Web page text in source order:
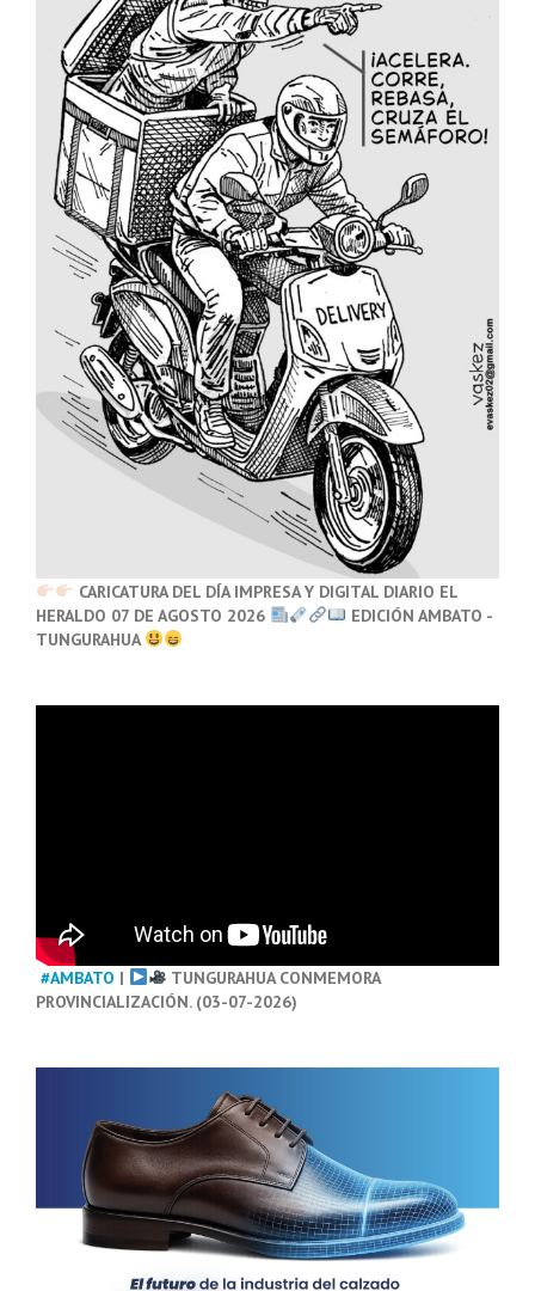
CARICATURA DEL DÍA IMPRESA Y DIGITAL DIARIO EL
HERALDO 07 DE AGOSTO 2026
EDICIÓN AMBATO -
TUNGURAHUA
#AMBATO |
TUNGURAHUA CONMEMORA
PROVINCIALIZACIÓN. (03-07-2026)